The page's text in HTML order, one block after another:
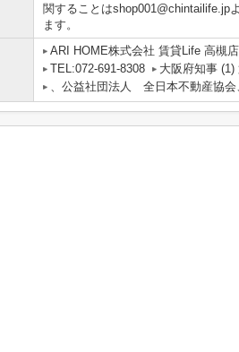
関することはshop001@chintailife.jp
ます。
ARI HOME株式会社 賃貸Life 高槻
TEL:072-691-8308
大阪府知事 (1)
、公益社団法人 全日本不動産協